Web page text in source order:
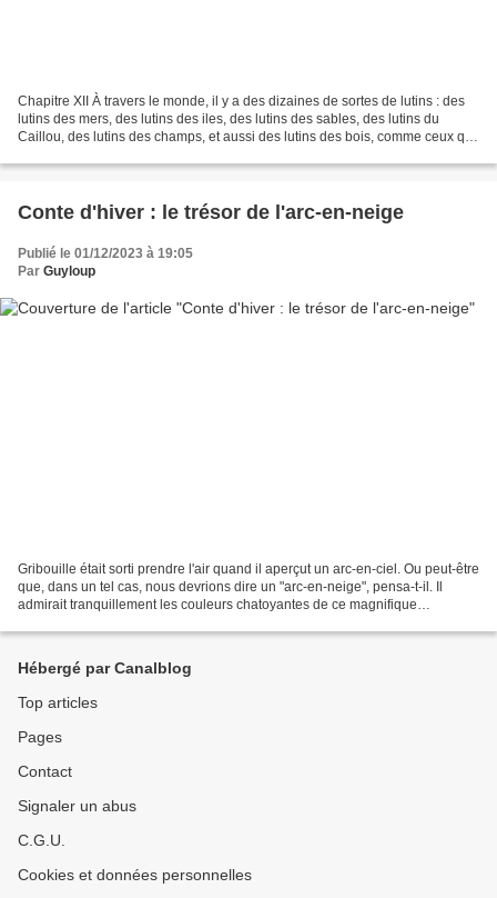
Chapitre XII À travers le monde, il y a des dizaines de sortes de lutins : des
lutins des mers, des lutins des iles, des lutins des sables, des lutins du
Caillou, des lutins des champs, et aussi des lutins des bois, comme ceux qui
Conte d'hiver : le trésor de l'arc-en-neige
Publié le 01/12/2023 à 19:05
Par Guyloup
Gribouille était sorti prendre l'air quand il aperçut un arc-en-ciel. Ou peut-être
que, dans un tel cas, nous devrions dire un "arc-en-neige", pensa-t-il. Il
admirait tranquillement les couleurs chatoyantes de ce magnifique
Hébergé par Canalblog
Top articles
Pages
Contact
Signaler un abus
C.G.U.
Cookies et données personnelles